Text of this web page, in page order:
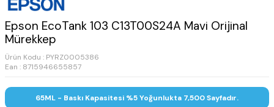
Epson EcoTank 103 C13T00S24A Mavi Orijinal
Mürekkep
Ürün Kodu : PYRZ0005386
Ean : 8715946655857
65ML - Baskı Kapasitesi %5 Yoğunlukta 7,500 Sayfadır.